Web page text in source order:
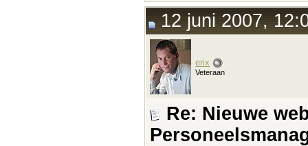
12 juni 2007,
erix
Veteraan
Re: Nieuwe